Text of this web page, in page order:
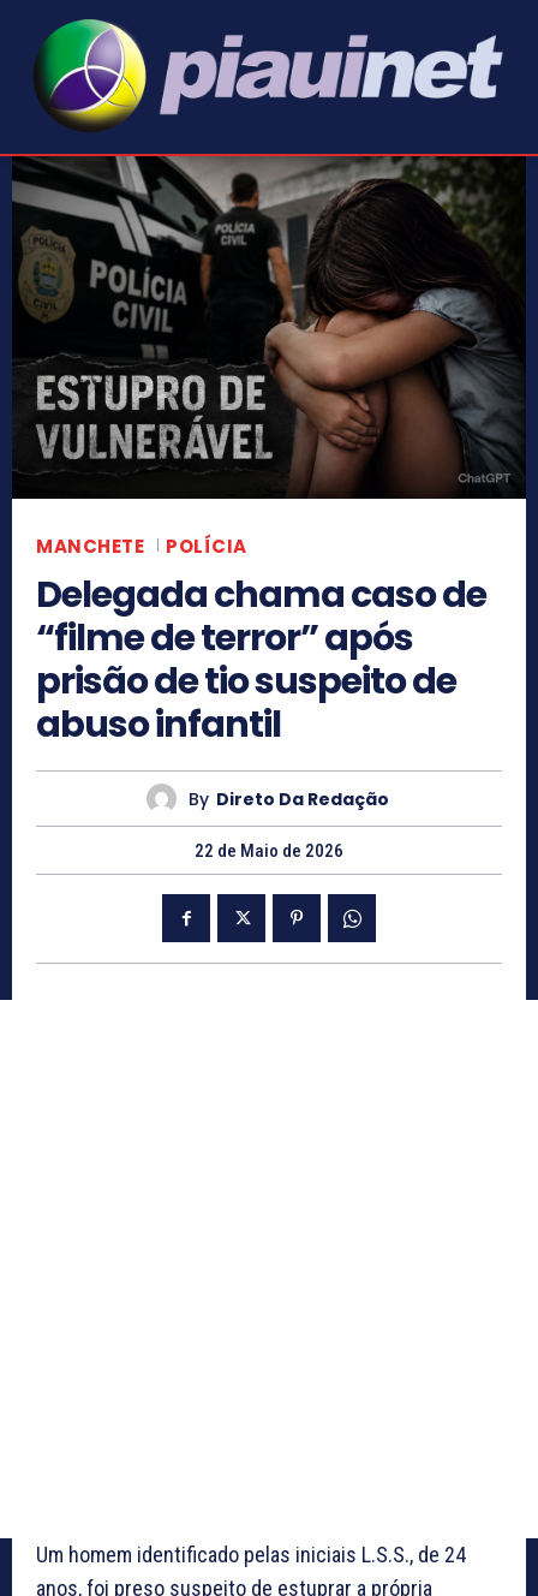
MANCHETE POLÍCIA
Delegada chama caso de
“filme de terror” após
prisão de tio suspeito de
abuso infantil
By Direto Da Redação
22 de Maio de 2026
Um homem identificado pelas iniciais L.S.S., de 24
anos, foi preso suspeito de estuprar a própria